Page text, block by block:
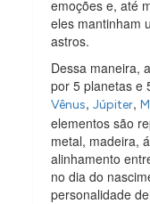
emoções e, até
eles mantinham
astros.
Dessa maneira,
por 5 planetas e
Vênus,Júpiter,
elementos são
metal, madeira,
alinhamento
no dia do
personalidade